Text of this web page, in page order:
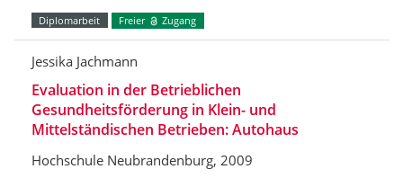
Diplomarbeit Freier Zugang
Jessika Jachmann
Evaluation in der Betrieblichen
Gesundheitsförderung in Klein- und
Mittelständischen Betrieben: Autohaus
Hochschule Neubrandenburg, 2009